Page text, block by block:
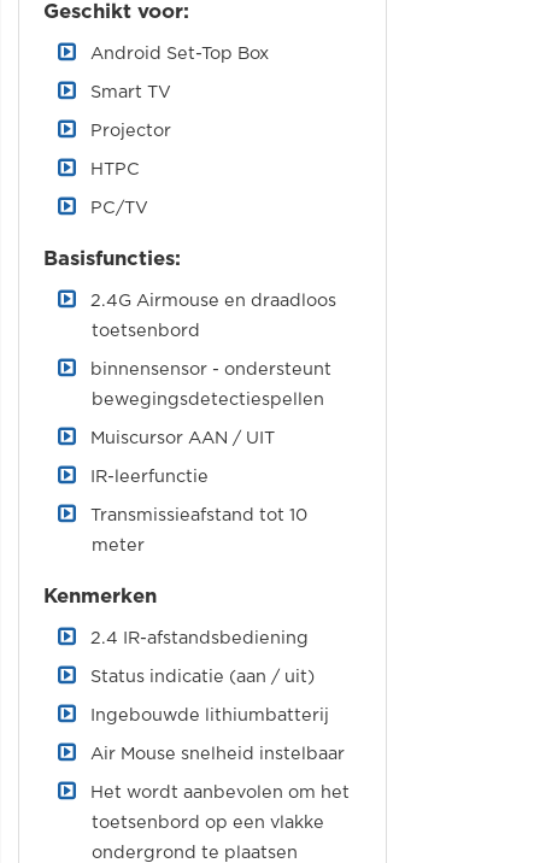
Geschikt voor:
Android Set-Top Box
Smart TV
Projector
HTPC
PC/TV
Basisfuncties:
2.4G Airmouse en draadloos
toetsenbord
binnensensor - ondersteunt
bewegingsdetectiespellen
Muiscursor AAN / UIT
IR-leerfunctie
Transmissieafstand tot 10
meter
Kenmerken
2.4 IR-afstandsbediening
Status indicatie (aan / uit)
Ingebouwde lithiumbatterij
Air Mouse snelheid instelbaar
Het wordt aanbevolen om het
toetsenbord op een vlakke
ondergrond te plaatsen